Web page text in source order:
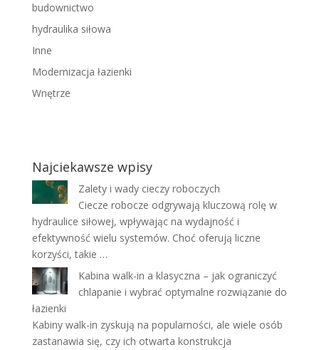
budownictwo
hydraulika siłowa
Inne
Modernizacja łazienki
Wnętrze
Najciekawsze wpisy
Zalety i wady cieczy roboczych
Ciecze robocze odgrywają kluczową rolę w
hydraulice siłowej, wpływając na wydajność i
efektywność wielu systemów. Choć oferują liczne
korzyści, takie …
Kabina walk-in a klasyczna – jak ograniczyć
chlapanie i wybrać optymalne rozwiązanie do
łazienki
Kabiny walk-in zyskują na popularności, ale wiele osób
zastanawia się, czy ich otwarta konstrukcja